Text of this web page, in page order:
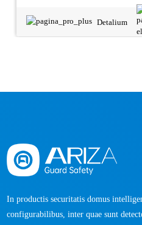
Detalium
In productis securitatis domus
configurabilibus, inter quae sunt